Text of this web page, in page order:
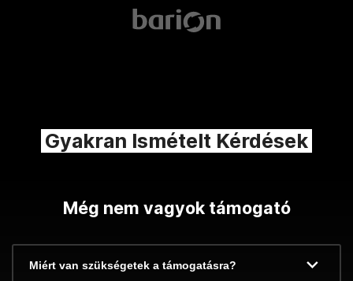
Gyakran Ismételt Kérdések
Még nem vagyok támogató
Miért van szükségetek a támogatásra?